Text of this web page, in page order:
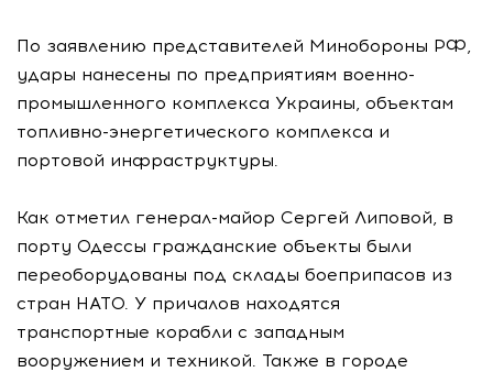
По заявлению представителей Минобороны РФ,
удары нанесены по предприятиям военно-
промышленного комплекса Украины, объектам
топливно-энергетического комплекса и
портовой инфраструктуры.
Как отметил генерал-майор Сергей Липовой, в
порту Одессы гражданские объекты были
переоборудованы под склады боеприпасов из
стран НАТО. У причалов находятся
транспортные корабли с западным
вооружением и техникой. Также в городе